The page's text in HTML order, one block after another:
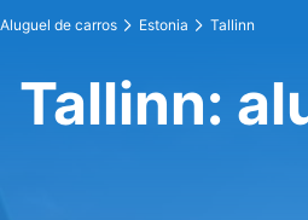
Aluguel de carros Estonia Tallinn
Tallinn: